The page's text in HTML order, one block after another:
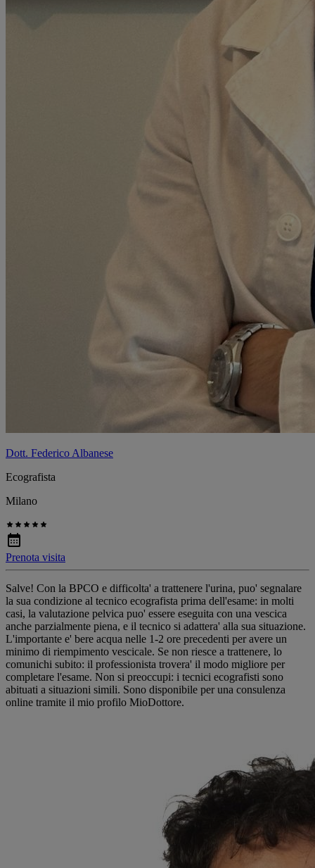
Dott. Federico Albanese
Ecografista
Milano
Prenota visita
Salve! Con la BPCO e difficolta' a trattenere l'urina, puo' segnalare
la sua condizione al tecnico ecografista prima dell'esame: in molti
casi, la valutazione pelvica puo' essere eseguita con una vescica
anche parzialmente piena, e il tecnico si adattera' alla sua situazione.
L'importante e' bere acqua nelle 1-2 ore precedenti per avere un
minimo di riempimento vescicale. Se non riesce a trattenere, lo
comunichi subito: il professionista trovera' il modo migliore per
completare l'esame. Non si preoccupi: i tecnici ecografisti sono
abituati a situazioni simili. Sono disponibile per una consulenza
online tramite il mio profilo MioDottore.